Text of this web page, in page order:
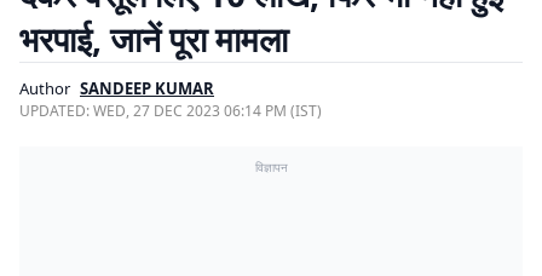
भरपाई, जानें पूरा मामला
Author SANDEEP KUMAR
UPDATED:WED, 27 DEC 2023 06:14 PM (IST)
विज्ञापन